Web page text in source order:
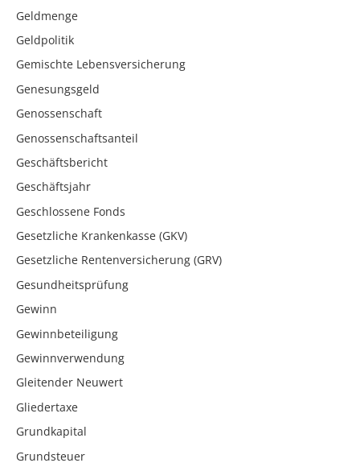
Geldmenge
Geldpolitik
Gemischte Lebensversicherung
Genesungsgeld
Genossenschaft
Genossenschaftsanteil
Geschäftsbericht
Geschäftsjahr
Geschlossene Fonds
Gesetzliche Krankenkasse (GKV)
Gesetzliche Rentenversicherung (GRV)
Gesundheitsprüfung
Gewinn
Gewinnbeteiligung
Gewinnverwendung
Gleitender Neuwert
Gliedertaxe
Grundkapital
Grundsteuer